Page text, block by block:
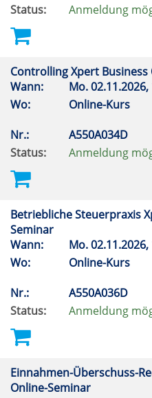
Status:
Anmeldung
Controlling Xpert Business
Wann:
Mo.
Wo:
Online-Kurs
Nr.:
A550A034D
Status:
Anmeldung
Betriebliche Steuerpraxis
Seminar
Wann:
Mo.
Wo:
Online-Kurs
Nr.:
A550A036D
Status:
Anmeldung
Einnahmen-Überschuss-
Online-Seminar